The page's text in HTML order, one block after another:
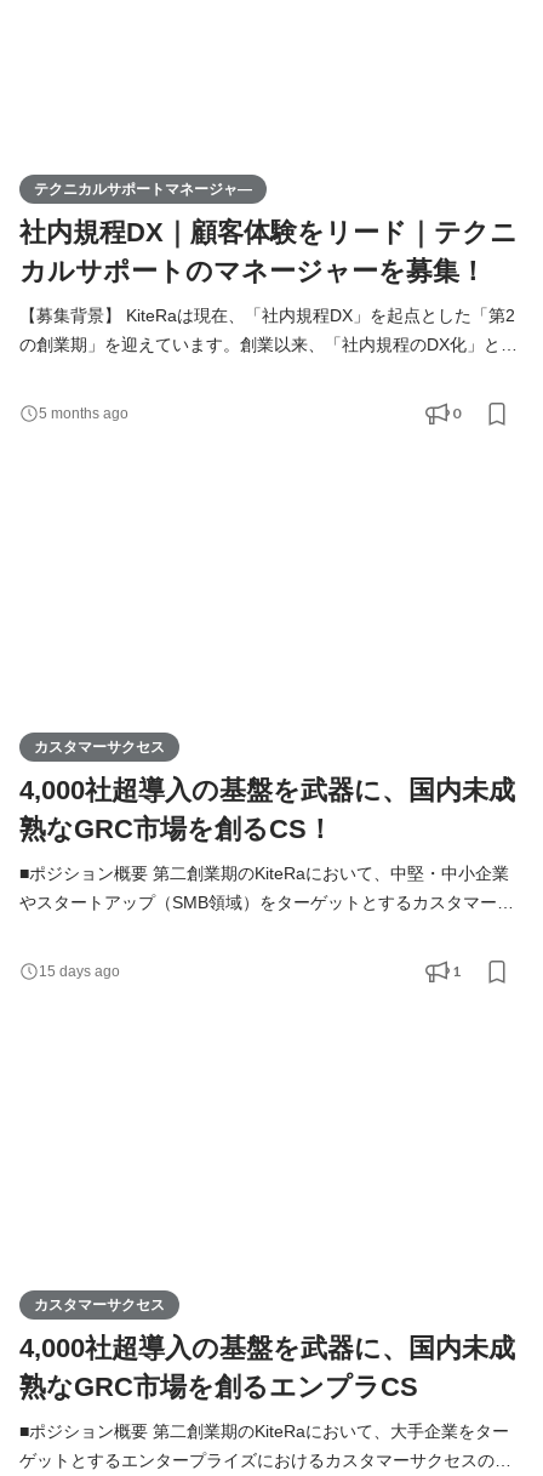
テクニカルサポートマネージャ―
社内規程DX｜顧客体験をリード｜テクニ
カルサポートのマネージャーを募集！
【募集背景】 KiteRaは現在、「社内規程DX」を起点とした「第2
の創業期」を迎えています。創業以来、「社内規程のDX化」とい
に向き合いプロダクトを磨き続けた結果、導入企業は4,000社を突
5 months ago 0
カスタマーサクセス
4,000社超導入の基盤を武器に、国内未成
熟なGRC市場を創るCS！
■ポジション概要 第二創業期のKiteRaにおいて、中堅・中小企業
やスタートアップ（SMB領域）をターゲットとするカスタマーサ
支援し、確立されていない業務フローや運用体制をゼロから構築
しつつ、セールスと密に連携して既存顧客からのLTV最大化を実
15 days ago 1
カスタマーサクセス
4,000社超導入の基盤を武器に、国内未成
熟なGRC市場を創るエンプラCS
■ポジション概要 第二創業期のKiteRaにおいて、大手企業をター
ゲットとするエンタープライズにおけるカスタマーサクセスのポ